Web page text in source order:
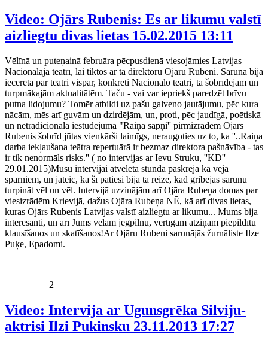
Video: Ojārs Rubenis: Es ar likumu valstī
aizliegtu divas lietas 15.02.2015 13:11
Vēlīnā un puteņainā februāra pēcpusdienā viesojāmies Latvijas
Nacionālajā teātrī, lai tiktos ar tā direktoru Ojāru Rubeni. Saruna bija
iecerēta par teātri vispār, konkrēti Nacionālo teātri, tā šobrīdējām un
turpmākajām aktualitātēm. Taču - vai var iepriekš paredzēt brīvu
putna lidojumu? Tomēr atbildi uz pašu galveno jautājumu, pēc kura
nācām, mēs arī guvām un dzirdējām, un, proti, pēc jaudīgā, poētiskā
un netradicionālā iestudējuma "Raiņa sapņi'' pirmizrādēm Ojārs
Rubenis šobrīd jūtas vienkārši laimīgs, neraugoties uz to, ka ''..Raiņa
darba iekļaušana teātra repertuārā ir bezmaz direktora pašnāvība - tas
ir tik nenormāls risks.'' ( no intervijas ar Ievu Struku, ''KD''
29.01.2015)Mūsu intervijai atvēlētā stunda paskrēja kā vēja
spārniem, un jāteic, ka šī patiesi bija tā reize, kad gribējās sarunu
turpināt vēl un vēl. Intervijā uzzinājām arī Ojāra Rubeņa domas par
viesizrādēm Krievijā, dažus Ojāra Rubeņa NĒ, kā arī divas lietas,
kuras Ojārs Rubenis Latvijas valstī aizliegtu ar likumu... Mums bija
interesanti, un arī Jums vēlam jēgpilnu, vērtīgām atziņām piepildītu
klausīšanos un skatīšanos!Ar Ojāru Rubeni sarunājās žurnāliste Ilze
Puķe, Epadomi.
2
Video: Intervija ar Ugunsgrēka Silviju-
aktrisi Ilzi Pukinsku 23.11.2013 17:27